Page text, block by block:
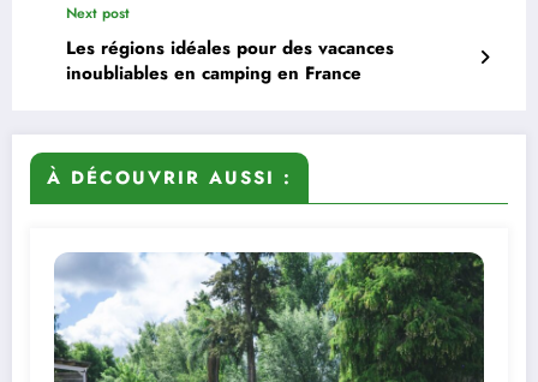
Next post
Les régions idéales pour des vacances
inoubliables en camping en France
À DÉCOUVRIR AUSSI :